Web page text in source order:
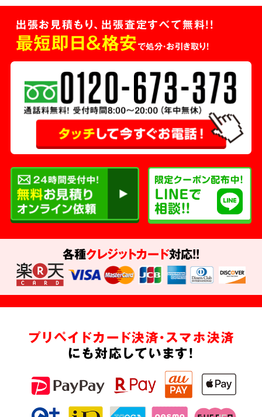
出張お見積もり、出張査定すべて無料!!
最短即日＆格安で処分・お引き取り！
各種クレジットカード対応!!
プリペイドカード決済・スマホ決済
にも対応しています!